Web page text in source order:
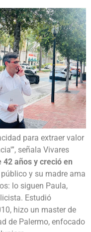
para extraer valor
señala Vivares
42 años y creció en
y su madre ama
lo siguen Paula,
Estudió
hizo un master de
de Palermo, enfocado